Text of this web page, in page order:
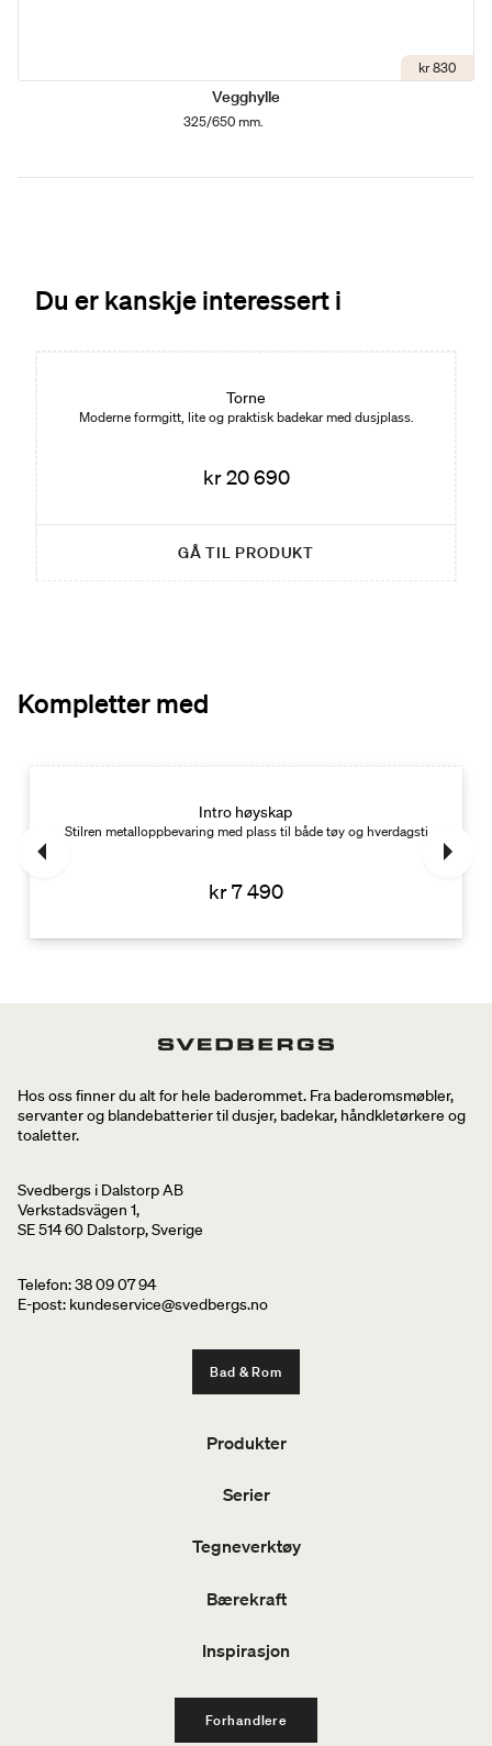
kr 830
Vegghylle
325/650 mm.
Du er kanskje interessert i
Torne
Moderne formgitt, lite og praktisk badekar med dusjplass.
kr 20 690
GÅ TIL PRODUKT
Kompletter med
Intro høyskap
Stilren metalloppbevaring med plass til både tøy og hverdagsting.
kr 7 490
Hos oss finner du alt for hele baderommet. Fra baderomsmøbler,
servanter og blandebatterier til dusjer, badekar, håndkletørkere og
toaletter.
Svedbergs i Dalstorp AB
Verkstadsvägen 1,
SE 514 60 Dalstorp, Sverige
Telefon: 38 09 07 94
E-post: kundeservice@svedbergs.no
Bad & Rom
Produkter
Serier
Tegneverktøy
Bærekraft
Inspirasjon
Forhandlere